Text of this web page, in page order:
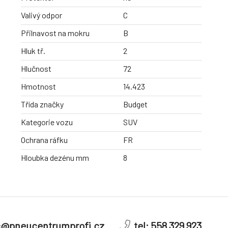
Valivý odpor
C
Přilnavost na mokru
B
Hluk tř.
2
Hlučnost
72
Hmotnost
14.423
Třída značky
Budget
Kategorie vozu
SUV
Ochrana ráfku
FR
Hloubka dezénu mm
8